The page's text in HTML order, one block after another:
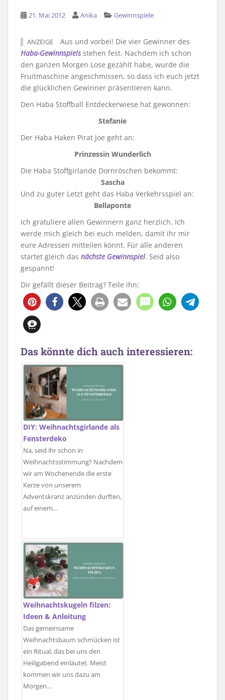
21. Mai 2012 Anika Gewinnspiele
ANZEIGE
Aus und vorbei! Die vier Gewinner des
Haba-Gewinnspielsstehen fest. Nachdem ich schon
den ganzen Morgen Lose gezählt habe, wurde die
Fruitmaschine angeschmissen, so dass ich euch jetzt
die glücklichen Gewinner präsentieren kann.
Den Haba Stoffball Entdeckerwiese hat gewonnen:
Stefanie
Der Haba Haken Pirat Joe geht an:
Prinzessin Wunderlich
Die Haba Stoffgirlande Dornröschen bekommt:
Sascha
Und zu guter Letzt geht das Haba Verkehrsspiel an:
Bellaponte
Ich gratuliere allen Gewinnern ganz herzlich. Ich
werde mich gleich bei euch melden, damit ihr mir
eure Adressen mitteilen könnt. Für alle anderen
startet gleich das nächste Gewinnspiel. Seid also
gespannt!
Dir gefällt dieser Beitrag? Teile ihn:
Das könnte dich auch interessieren:
DIY: Weihnachtsgirlande als
Fensterdeko
Na, seid ihr schon in
Weihnachtsstimmung? Nachdem
wir am Wochenende die erste
Kerze von unserem
Adventskranz anzünden durften,
auf einem…
Weihnachtskugeln filzen:
Ideen & Anleitung
Das gemeinsame
Weihnachtsbaum schmücken ist
ein Ritual, das bei uns den
Heiligabend einläutet. Meist
kommen wir uns dazu am
Morgen…